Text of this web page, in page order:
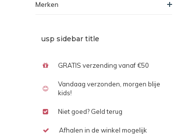
Merken
usp sidebar title
GRATIS verzending vanaf €50
Vandaag verzonden, morgen blije
kids!
Niet goed? Geld terug
Afhalen in de winkel mogelijk